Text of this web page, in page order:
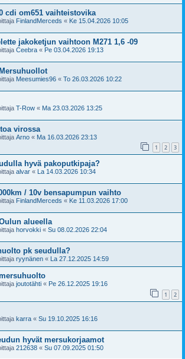
cdi om651 vaihteistovika
FinlandMerceds « Ke 15.04.2026 10:05
jakoketjun vaihtoon M271 1,6 -09
Ceebra « Pe 03.04.2026 19:13
Meesumies96 « To 26.03.2026 10:22
T-Row « Ma 23.03.2026 13:25
virossa
Arno « Ma 16.03.2026 23:13
1 2 3
hyvä pakoputkipaja?
alvar «
La 14.03.2026 10:34
/ 10v bensapumpun vaihto
FinlandMerceds « Ke 11.03.2026 17:00
alueella
horvokki « Su 08.02.2026 22:04
pk seudulla?
ryynänen « La 27.12.2025 14:59
joutotähti « Pe 26.12.2025 19:16
1 2
karra « Su 19.10.2025 16:16
hyvät mersukorjaamot
212638 « Su 07.09.2025 01:50